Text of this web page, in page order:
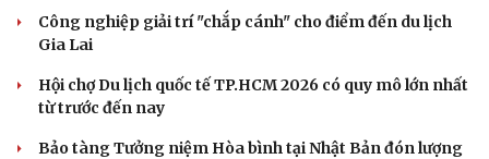
Công nghiệp giải trí "chắp cánh" cho điểm đến du lịch
Gia Lai
Hội chợ Du lịch quốc tế TP.HCM 2026 có quy mô lớn nhất
từ trước đến nay
Bảo tàng Tưởng niệm Hòa bình tại Nhật Bản đón lượng